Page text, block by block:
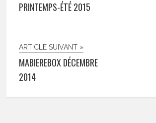
PRINTEMPS-ÉTÉ 2015
ARTICLE SUIVANT »
MABIEREBOX DÉCEMBRE
2014